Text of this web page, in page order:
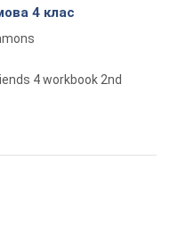
4 клас
4 workbook 2nd